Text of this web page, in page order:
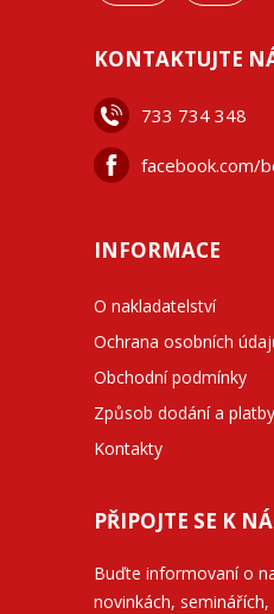
KONTAKTUJTE
733 734 348
facebook.com/
INFORMACE
O nakladatelství
Ochrana osobních
Obchodní podmínky
Způsob dodání a platby
Kontakty
PŘIPOJTE SE K
Buďte informovaní o
novinkách,